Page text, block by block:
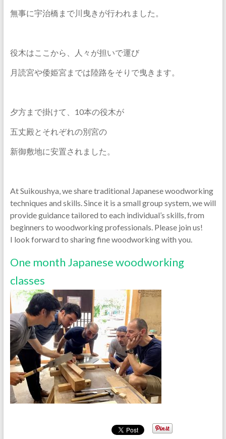
無事に宇治橋まで川曳きが行われました。
役木はここから、人々が担いで運び
月読宮や倭姫宮までは陸路をそりで曳きます。
夕方まで掛けて、10本の役木が
五丈殿とそれぞれの別宮の
新御敷地に安置されました。
At Suikoushya, we share traditional Japanese woodworking
techniques and skills. Since it is a small group system, we will
provide guidance tailored to each individual’s skills, from
beginners to woodworking professionals. Please join us!
I look forward to sharing fine woodworking with you.
One month Japanese woodworking
classes